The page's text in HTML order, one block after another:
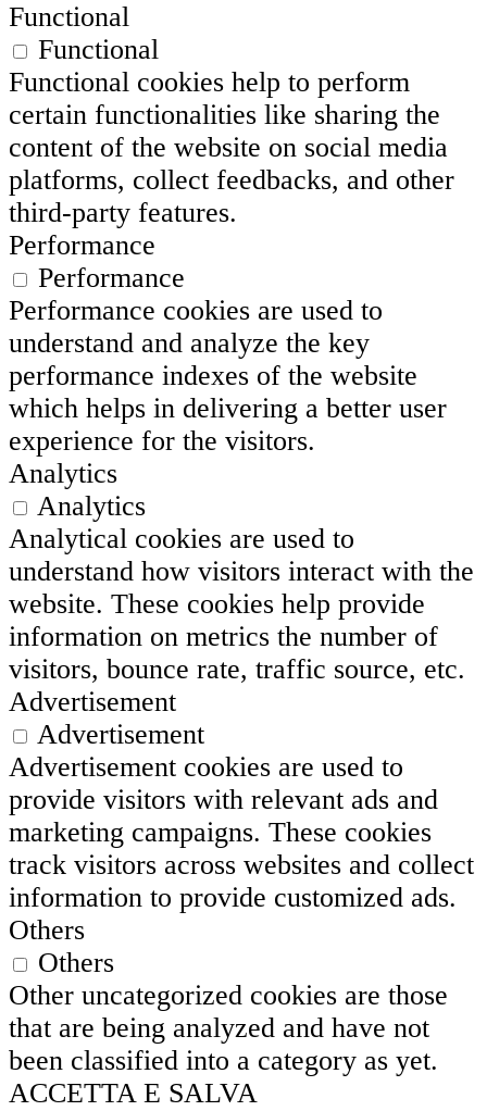
Functional
Functional
Functional cookies help to perform
certain functionalities like sharing the
content of the website on social media
platforms, collect feedbacks, and other
third-party features.
Performance
Performance
Performance cookies are used to
understand and analyze the key
performance indexes of the website
which helps in delivering a better user
experience for the visitors.
Analytics
Analytics
Analytical cookies are used to
understand how visitors interact with the
website. These cookies help provide
information on metrics the number of
visitors, bounce rate, traffic source, etc.
Advertisement
Advertisement
Advertisement cookies are used to
provide visitors with relevant ads and
marketing campaigns. These cookies
track visitors across websites and collect
information to provide customized ads.
Others
Others
Other uncategorized cookies are those
that are being analyzed and have not
been classified into a category as yet.
ACCETTA E SALVA